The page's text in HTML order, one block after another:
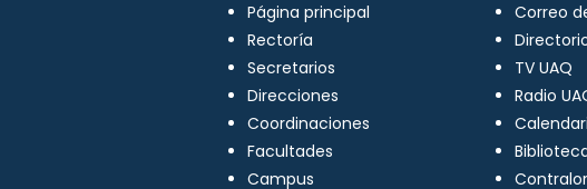
Página principal
Rectoría
Secretarios
Direcciones
Coordinaciones
Facultades
Campus
Correo
TV UAQ
Radio